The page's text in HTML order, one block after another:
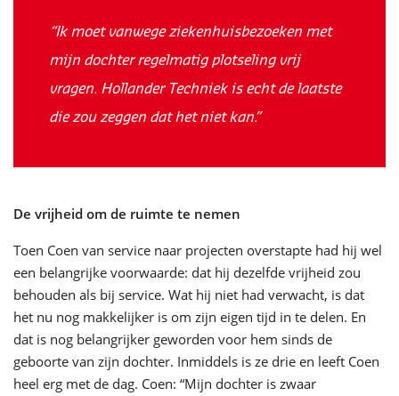
“Ik moet vanwege ziekenhuisbezoeken met
mijn dochter regelmatig plotseling vrij
vragen. Hollander Techniek is echt de laatste
die zou zeggen dat het niet kan.”
De vrijheid om de ruimte te nemen
Toen Coen van service naar projecten overstapte had hij wel
een belangrijke voorwaarde: dat hij dezelfde vrijheid zou
behouden als bij service. Wat hij niet had verwacht, is dat
het nu nog makkelijker is om zijn eigen tijd in te delen. En
dat is nog belangrijker geworden voor hem sinds de
geboorte van zijn dochter. Inmiddels is ze drie en leeft Coen
heel erg met de dag. Coen: “Mijn dochter is zwaar